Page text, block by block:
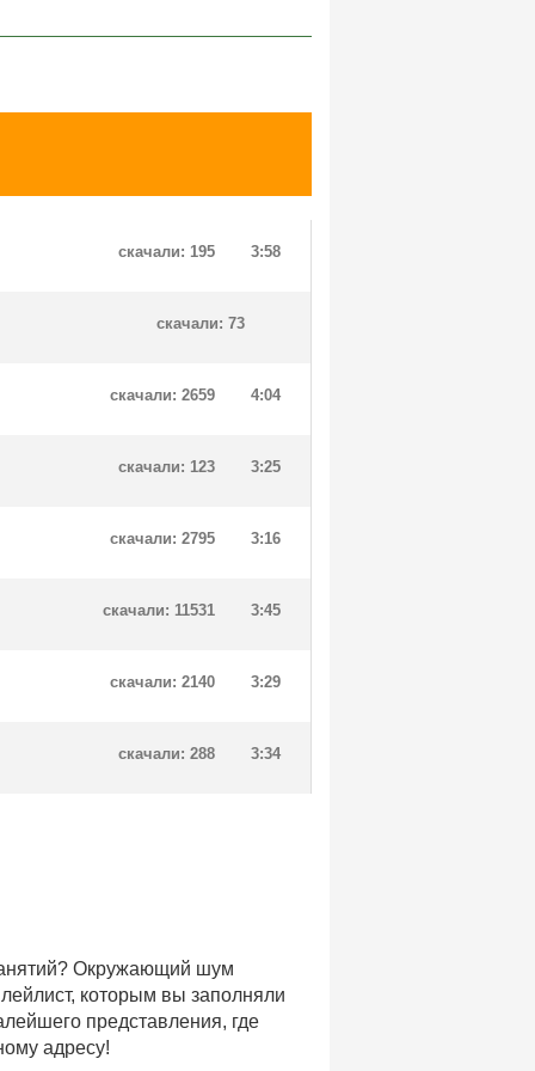
3:58
скачали: 195
скачали: 73
4:04
скачали: 2659
3:25
скачали: 123
3:16
скачали: 2795
3:45
скачали: 11531
3:29
скачали: 2140
3:34
скачали: 288
Окружающий шум
которым вы заполняли
представления, где
адресу!